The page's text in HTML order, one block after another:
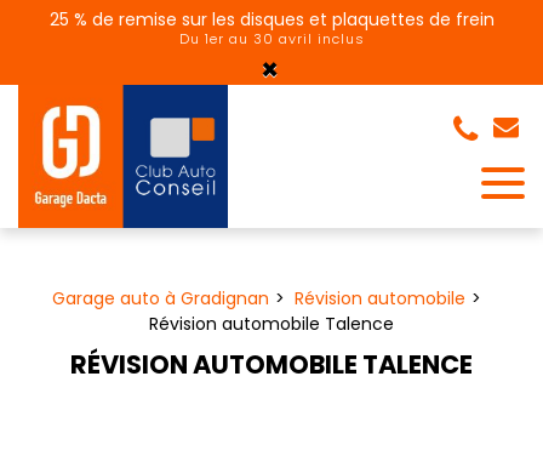
25 % de remise sur les disques et plaquettes de frein
Du 1er au 30 avril inclus
×
Garage auto à Gradignan
Révision automobile
Révision automobile Talence
RÉVISION AUTOMOBILE TALENCE
Panneau de gestion des cookies